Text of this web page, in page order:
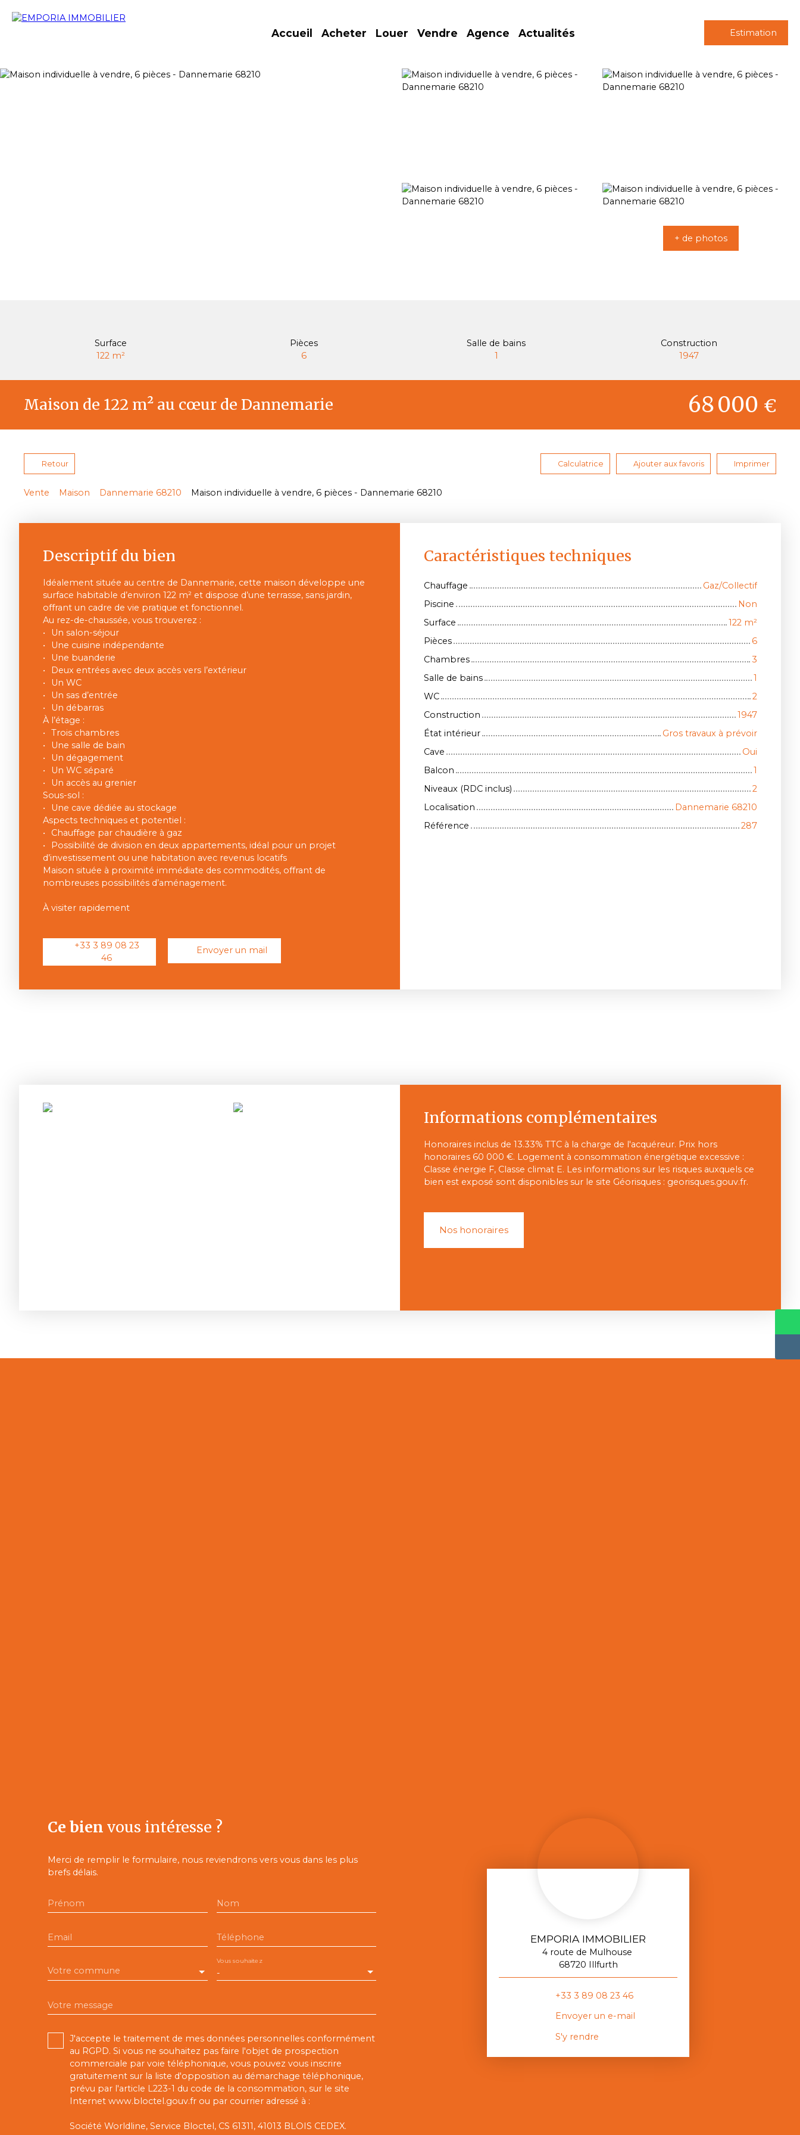
Accueil Acheter Louer Vendre Agence Actualités Estimation
+ de photos
Surface
122 m²
Pièces
6
Salle de bains
1
Construction
1947
Maison de 122 m² au cœur de Dannemarie 68 000 €
Retour Calculatrice Ajouter aux favoris Imprimer
Vente Maison Dannemarie 68210 Maison individuelle à vendre, 6 pièces - Dannemarie 68210
Descriptif du bien
Idéalement située au centre de Dannemarie, cette maison développe une
surface habitable d’environ 122 m² et dispose d’une terrasse, sans jardin,
offrant un cadre de vie pratique et fonctionnel.
Au rez-de-chaussée, vous trouverez :
Un salon-séjour
Une cuisine indépendante
Une buanderie
Deux entrées avec deux accès vers l’extérieur
Un WC
Un sas d’entrée
Un débarras
À l’étage :
Trois chambres
Une salle de bain
Un dégagement
Un WC séparé
Un accès au grenier
Sous-sol :
Une cave dédiée au stockage
Aspects techniques et potentiel :
Chauffage par chaudière à gaz
Possibilité de division en deux appartements, idéal pour un projet
d’investissement ou une habitation avec revenus locatifs
Maison située à proximité immédiate des commodités, offrant de
nombreuses possibilités d’aménagement.
À visiter rapidement
+33 3 89 08 23
46
Envoyer un mail
Caractéristiques techniques
Chauffage
Gaz/Collectif
Piscine
Non
Surface
122 m²
Pièces
6
Chambres
3
Salle de bains
1
WC
2
Construction
1947
État intérieur
Gros travaux à prévoir
Cave
Oui
Balcon
1
Niveaux (RDC inclus)
2
Localisation
Dannemarie 68210
Référence
287
Informations complémentaires
Honoraires inclus de 13.33% TTC à la charge de l'acquéreur. Prix hors
honoraires 60 000 €. Logement à consommation énergétique excessive :
Classe énergie F, Classe climat E. Les informations sur les risques auxquels ce
bien est exposé sont disponibles sur le site Géorisques : georisques.gouv.fr.
Nos honoraires
Ce bien vous intéresse ?
Merci de remplir le formulaire, nous reviendrons vers vous dans les plus
brefs délais.
Prénom Nom
Email Téléphone
Votre commune -
Vous souhaitez
Votre message
J'accepte le traitement de mes données personnelles conformément
au RGPD. Si vous ne souhaitez pas faire l'objet de prospection
commerciale par voie téléphonique, vous pouvez vous inscrire
gratuitement sur la liste d'opposition au démarchage téléphonique,
prévu par l'article L223-1 du code de la consommation, sur le site
Internet www.bloctel.gouv.fr ou par courrier adressé à :
Société Worldline, Service Bloctel, CS 61311, 41013 BLOIS CEDEX.
EMPORIA IMMOBILIER
4 route de Mulhouse
68720 Illfurth
+33 3 89 08 23 46
Envoyer un e-mail
S'y rendre